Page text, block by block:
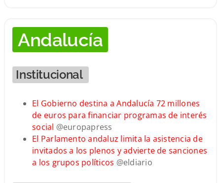
Andalucía
Institucional
El Gobierno destina a Andalucía 72 millones
de euros para financiar programas de interés
social @europapress
El Parlamento andaluz limita la asistencia de
invitados a los plenos y advierte de sanciones
a los grupos políticos @eldiario